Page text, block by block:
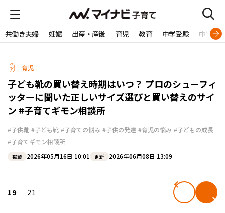
共働き夫婦 妊娠 出産・産後 育児 教育 中学受験 中学生
育児
子ども靴の買い替え時期はいつ？ プロのシューフィ
ッターに聞いた正しいサイズ選びと買い替えのサイ
ン #子育てギモン相談所
#子供靴 #子ども靴 #子育ての悩み #子供の発達 #育児の悩み #子どもの成長
#子育てギモン相談所
掲載 2026年05月16日 10:01 更新 2026年06月08日 13:09
19 21